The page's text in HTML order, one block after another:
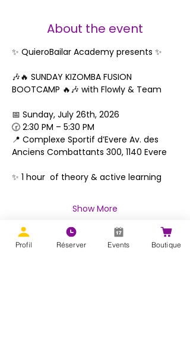
About the event
✨ QuieroBailar Academy presents ✨
🎶🔥 SUNDAY KIZOMBA FUSION
BOOTCAMP 🔥🎶 with Flowly & Team
📅 Sunday, July 26th, 2026
🕝 2:30 PM – 5:30 PM
📍 Complexe Sportif d’Evere Av. des
Anciens Combattants 300, 1140 Evere
✨ 1 hour  of theory & active learning
Show More
Profil Réserver Events Boutique